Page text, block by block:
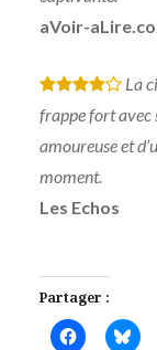
aVoir-
* * * *
La
frappe fort avec
amoureuse et
moment.
Les Echos
Partager :